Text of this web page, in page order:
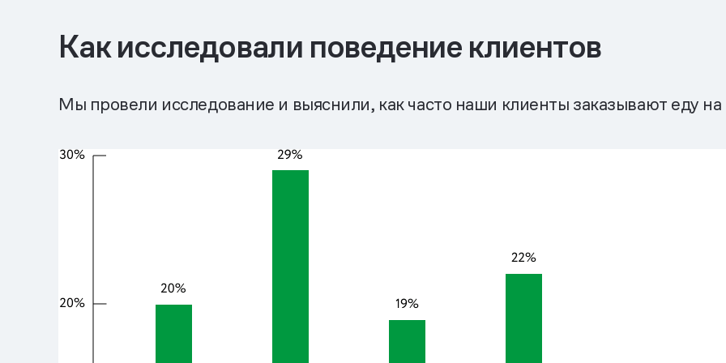
Как исследовали поведение клиентов
Мы провели исследование и выяснили, как часто наши клиенты заказывают еду